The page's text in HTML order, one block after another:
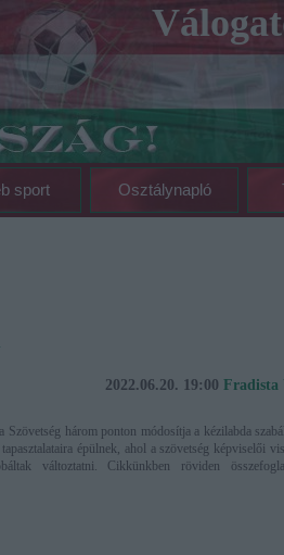
sport Osztálynapló
2022.06.20. 19:00 Fradista
Szövetség három ponton módosítja a kézilabda
épülnek, ahol a szövetség képviselői
változtatni. Cikkünkben röviden